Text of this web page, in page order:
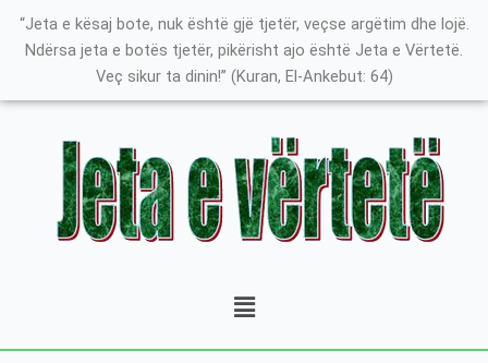
“Jeta e kësaj bote, nuk është gjë tjetër, veçse argëtim dhe lojë.
Ndërsa jeta e botës tjetër, pikërisht ajo është Jeta e Vërtetë.
Veç sikur ta dinin!” (Kuran, El-Ankebut: 64)
Menu
K
a
e